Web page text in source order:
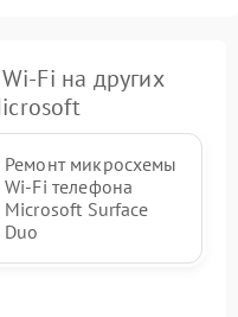
Fi на других
Ремонт микросхемы
Wi-Fi телефона
Microsoft Surface
Duo